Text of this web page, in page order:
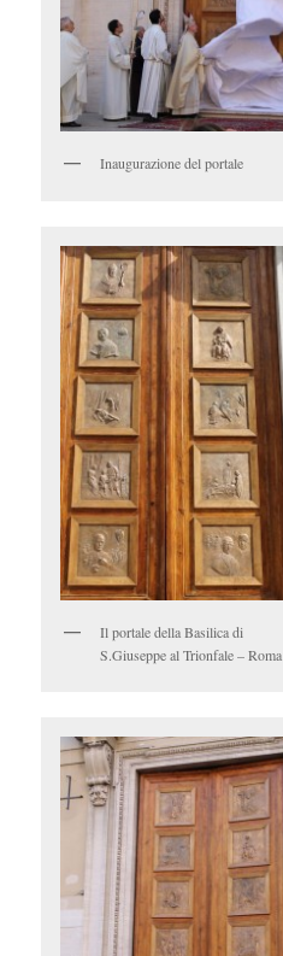
Inaugurazione del portale
Il portale della Basilica di
S.Giuseppe al Trionfale – Roma